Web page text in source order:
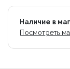
Наличие в
Посмотреть